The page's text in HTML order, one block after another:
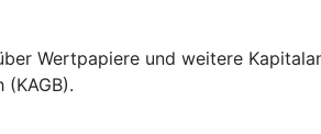
Wertpapiere und weitere